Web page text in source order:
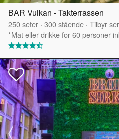
BAR Vulkan - Takterrassen
250seter · 300stående · Tilbyr
*Mat eller drikke for 60 personer